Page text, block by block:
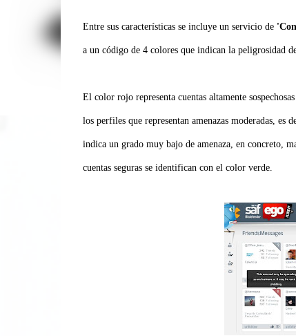
Entre sus características se incluye un servicio de
a un código de 4 colores que indican la peligrosidad
El color rojo representa cuentas altamente
los perfiles que representan amenazas moderadas, es
indica un grado muy bajo de amenaza, en concreto,
cuentas seguras se identifican con el color verde.